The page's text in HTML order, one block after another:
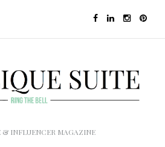
& INFLUENCER MAGAZINE